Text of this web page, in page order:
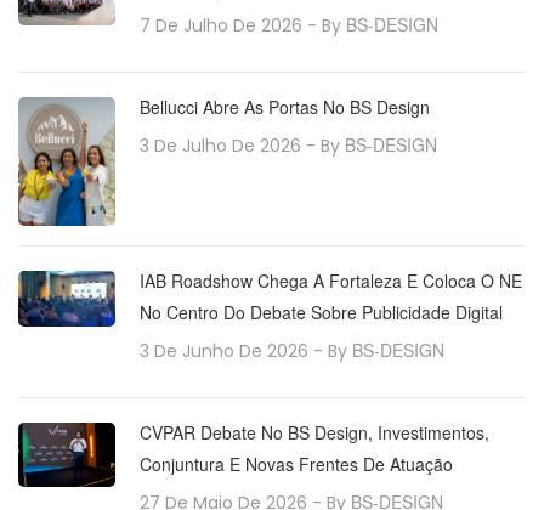
7 De Julho De 2026 - By BS-DESIGN
Bellucci Abre As Portas No BS Design
3 De Julho De 2026 - By BS-DESIGN
IAB Roadshow Chega A Fortaleza E Coloca O NE
No Centro Do Debate Sobre Publicidade Digital
3 De Junho De 2026 - By BS-DESIGN
CVPAR Debate No BS Design, Investimentos,
Conjuntura E Novas Frentes De Atuação
27 De Maio De 2026 - By BS-DESIGN